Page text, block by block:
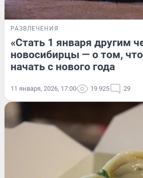
РАЗВЛЕЧЕНИЯ
«Стать 1 января другим
новосибирцы — о том,
начать с нового года
11 января, 2026, 17:00 19 925 29